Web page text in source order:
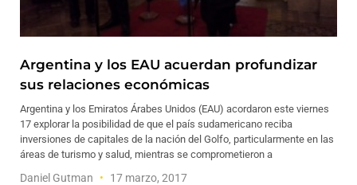
Argentina y los EAU acuerdan profundizar
sus relaciones económicas
Argentina y los Emiratos Árabes Unidos (EAU) acordaron este viernes
17 explorar la posibilidad de que el país sudamericano reciba
inversiones de capitales de la nación del Golfo, particularmente en las
áreas de turismo y salud, mientras se comprometieron a
Daniel Gutman 17 marzo, 2017